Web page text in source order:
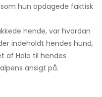
hun opdagede faktisk
hende, var hvordan
indeholdt hendes hund,
af Halo til hendes
ansigt på.